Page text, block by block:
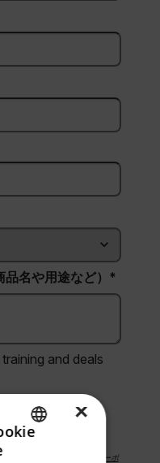
品名や用途など）*
and deals
シーポリシー
クッキーポ
×